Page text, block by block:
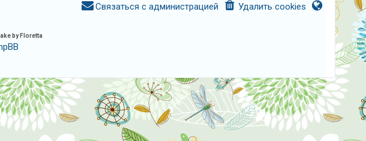
Удалить cookies
Связаться с администрацией
by Floretta